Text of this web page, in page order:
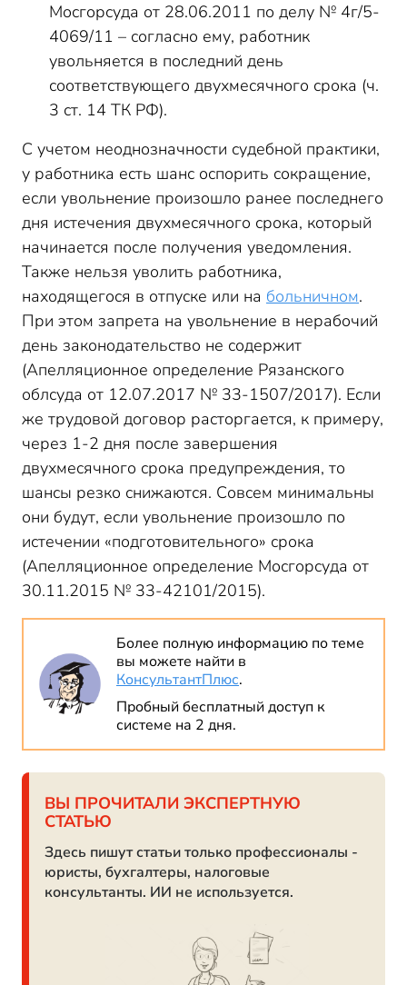
Мосгорсуда от 28.06.2011 по делу № 4г/5-
4069/11 – согласно ему, работник
увольняется в последний день
соответствующего двухмесячного срока (ч.
3 ст. 14 ТК РФ).
С учетом неоднозначности судебной практики,
у работника есть шанс оспорить сокращение,
если увольнение произошло ранее последнего
дня истечения двухмесячного срока, который
начинается после получения уведомления.
Также нельзя уволить работника,
находящегося в отпуске или на больничном.
При этом запрета на увольнение в нерабочий
день законодательство не содержит
(Апелляционное определение Рязанского
облсуда от 12.07.2017 № 33-1507/2017). Если
же трудовой договор расторгается, к примеру,
через 1-2 дня после завершения
двухмесячного срока предупреждения, то
шансы резко снижаются. Совсем минимальны
они будут, если увольнение произошло по
истечении «подготовительного» срока
(Апелляционное определение Мосгорсуда от
30.11.2015 № 33-42101/2015).
Более полную информацию по теме
вы можете найти в
КонсультантПлюс.
Пробный бесплатный доступ к
системе на 2 дня.
ВЫ ПРОЧИТАЛИ ЭКСПЕРТНУЮ
СТАТЬЮ
Здесь пишут статьи только профессионалы -
юристы, бухгалтеры, налоговые
консультанты. ИИ не используется.